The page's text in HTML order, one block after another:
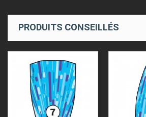
PRODUITS CONSEILLÉS